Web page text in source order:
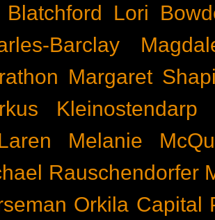
Lori
Barclay
Margaret
Kleinostendarp
Melanie
Rauschendorfer
Orkila Capital